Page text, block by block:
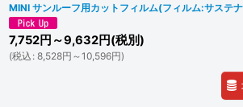
MINI サンルーフ用カットフィルム(フィルム:サステ
7,752円 ～9,632円(税別)
(税込 : 8,528円 ～10,596円)